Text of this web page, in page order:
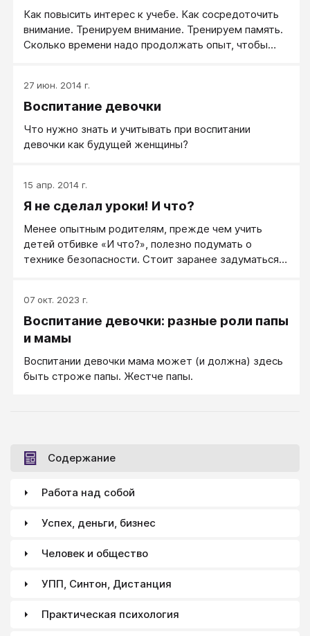
Как повысить интерес к учебе. Как сосредоточить
внимание. Тренируем внимание. Тренируем память.
Сколько времени надо продолжать опыт, чтобы
памяти. Память работает, если есть цель, действие
и применение. Закономерности волевой памяти.
волю к цели. Когда вызывают к доске...Контрольная
работаДля тех, кто читать не любит.
время для общего развития.Отстающие. За дело
нам дороги. Сколько времени отводить на учебу
(работу) Умственный труд. Уроки в школе.
27 июн. 2014 г.
Воспитание девочки
Что нужно знать и учитывать при воспитании
девочки как будущей женщины?
15 апр. 2014 г.
Я не сделал уроки! И что?
Менее опытным родителям, прежде чем учить
детей отбивке «И что?», полезно подумать о
технике безопасности. Стоит заранее задуматься о
адрес, в ответ на вашу обоснованную критику и
требования. «Ты уроки сделал?» ― «Нет. И что?».
07 окт. 2023 г.
Воспитание девочки: разные роли папы
и мамы
Воспитании девочки мама может (и должна) здесь
быть строже папы. Жестче папы.
Содержание
Работа над собой
Успех, деньги, бизнес
Человек и общество
УПП, Синтон, Дистанция
Практическая психология